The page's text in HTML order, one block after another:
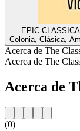
EPIC
Colonia, Clásica,
Acerca de The
Acerca de The
Acerca de
(0)